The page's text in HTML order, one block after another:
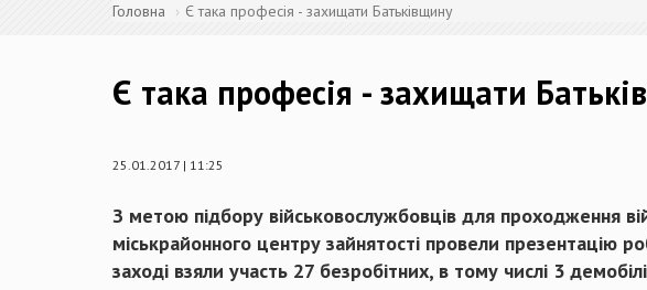
Головна Є така професія - захищати Батьківщину
Є така професія - захищати
25.01.2017 | 11:25
З метою підбору військовослужбовців для проходження
міськрайонного центру зайнятості провели презентацію
заході взяли участь 27 безробітних, в тому числі 3